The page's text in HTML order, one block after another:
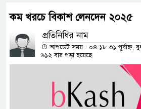
কম খরচে বিকাশ লেনদেন ২০২৫
প্রতিনিধির নাম
আপডেট সময় : ০৪:১৮:৩১ পূর্বাহ্ন,
৬১২ বার পড়া হয়েছে